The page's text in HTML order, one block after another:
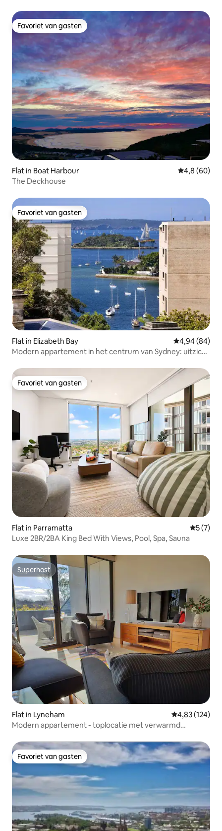
Favoriet van gasten
Favoriet van gasten
Flat in Boat Harbour Gemiddelde
4,8 (60)
The Deckhouse
Favoriet van gasten
Favoriet van gasten
Flat in Elizabeth Bay Gemiddelde
4,94 (84)
Modern appartement in het centrum van Sydney: uitzicht
Favoriet van gasten
Favoriet van gasten
Flat in Parramatta
5 (7)
Luxe 2BR/2BA King Bed With Views, Pool, Spa, Sauna
Superhost
Superhost
Flat in Lyneham Gemiddelde
4,83 (124)
Modern appartement - toplocatie met verwarmd
Favoriet van gasten
Favoriet van gasten